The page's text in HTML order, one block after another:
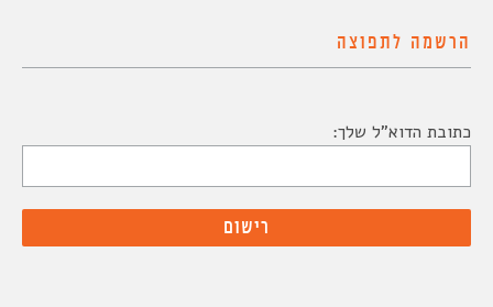
הרשמה לתפוצה
כתובת הדוא"ל שלך: